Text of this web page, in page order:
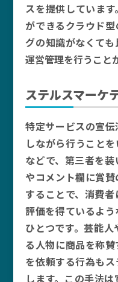
スを提供していま
ができるクラウド
グの知識がなくて
運営管理を行うこと
ステルスマーケ
特定サービスの宣
しながら行うこと
などで、第三者を
やコメント欄に賞
することで、消費
評価を得ているよ
ひとつです。芸能
る人物に商品を称
を依頼する行為も
します。この手法